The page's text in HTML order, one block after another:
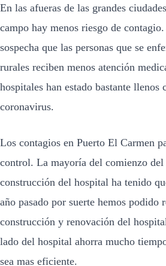
En las afueras de las grandes
campo hay menos riesgo de
sospecha que las personas que se
rurales reciben menos atención
hospitales han estado bastante llenos
coronavirus.
Los contagios en Puerto El Carmen
control. La mayoría del comienzo del
construcción del hospital ha tenido
año pasado por suerte hemos podido
construcción y renovación del
lado del hospital ahorra mucho
sea mas eficiente.